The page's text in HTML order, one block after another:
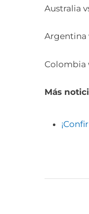
Australia
Argentina
Colombia
Más